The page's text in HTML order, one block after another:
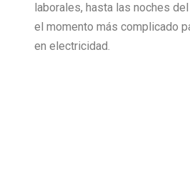
laborales, hasta las noches
el momento más complicado
en electricidad.